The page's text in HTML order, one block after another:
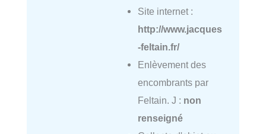
Site internet :
http://www.jacques
-feltain.fr/
Enlèvement des
encombrants par
Feltain. J : non
renseigné